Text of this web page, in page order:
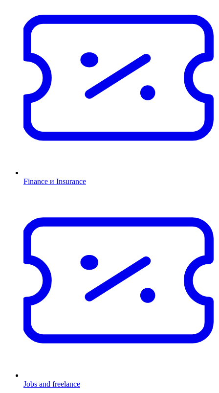
Finance и Insurance
Jobs and freelance